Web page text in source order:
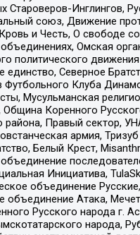
Староверов-Инглингов,
союз, Движение
и Честь, О свободе
Омская
политического
единство, Северное
Футбольного Клуба
Мусульманская
Община Коренного
района, Правый сектор,
армия,
Белый Крест,
Инициатива,
объединение
объединение Атака,
Русского народа г.
народа,